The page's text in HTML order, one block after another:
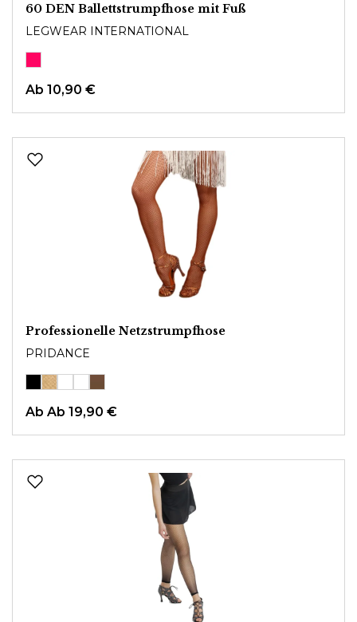
60 DEN Ballettstrumpfhose mit Fuß
LEGWEAR INTERNATIONAL
Ab 10,90 €
Professionelle Netzstrumpfhose
PRIDANCE
Ab Ab 19,90 €